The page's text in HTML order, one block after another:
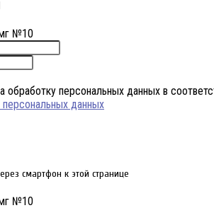
№10
обработку персональных данных в
персональных данных
смартфон к этой странице
№10